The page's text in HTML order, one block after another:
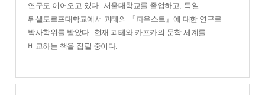
연구도 이어오고 있다. 서울대학교를 졸업하고
독일
뒤셀도르프대학교에서 괴테의
『파우스트 』 에 대한 연구로
박사학위를 받았다. 현재 괴테와 카프카의 문학 세계를
비교하는 책을 집필 중이다.